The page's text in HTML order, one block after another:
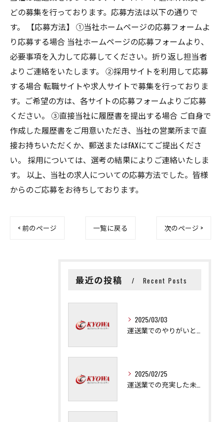
どの募集を行っております。応募方法は以下の通りで
す。 【応募方法】 ①当社ホームページの応募フォームよ
り応募する場合 当社ホームページの応募フォームより、
必要事項を入力して応募してください。折り返し担当者
よりご連絡をいたします。 ②採用サイトを利用して応募
する場合 転職サイトや求人サイトで募集を行っておりま
す。ご希望の方は、各サイトの応募フォームよりご応募
ください。 ③直接当社に履歴書を提出する場合 ご自身で
作成した履歴書をご用意いただき、当社の営業所まで直
接お持ちいただくか、郵送またはFAXにてご提出くださ
い。 採用については、選考の結果によりご連絡いたしま
す。 以上、当社の求人についての応募方法でした。皆様
からのご応募をお待ちしております。
< 前のページ 一覧に戻る 次のページ >
最近の投稿 Recent Posts
2025/03/03
2025/02/25